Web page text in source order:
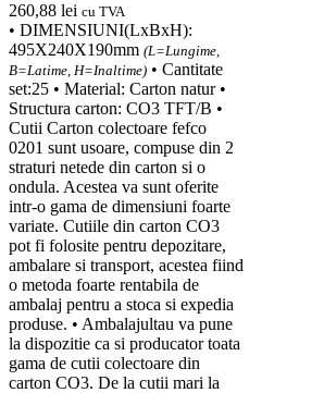
260,88 lei cu TVA
• DIMENSIUNI(LxBxH):
495X240X190mm (L=Lungime,
B=Latime, H=Inaltime) • Cantitate
set:25 • Material: Carton natur •
Structura carton: CO3 TFT/B •
Cutii Carton colectoare fefco
0201 sunt usoare, compuse din 2
straturi netede din carton si o
ondula. Acestea va sunt oferite
intr-o gama de dimensiuni foarte
variate. Cutiile din carton CO3
pot fi folosite pentru depozitare,
ambalare si transport, acestea fiind
o metoda foarte rentabila de
ambalaj pentru a stoca si expedia
produse. • Ambalajultau va pune
la dispozitie ca si producator toata
gama de cutii colectoare din
carton CO3. De la cutii mari la